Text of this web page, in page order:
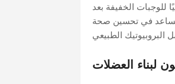
للوجبات الخفيفة بعد
غرامات من البروتين، كما يساعد في تحسين صحة
لبناء العضلات